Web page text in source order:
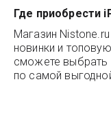
Где приобрести
Магазин Nistone.ru
новинки и
сможете выбрать
по самой